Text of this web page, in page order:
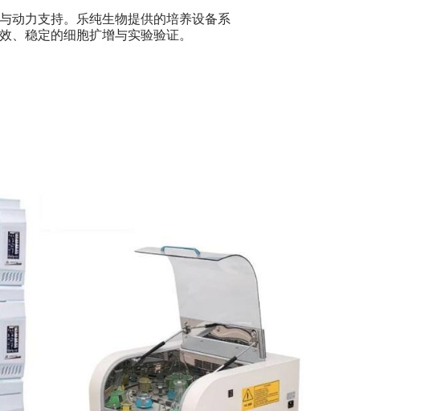
动力支持。乐纯生物提供的培养设备系
稳定的细胞扩增与实验验证。